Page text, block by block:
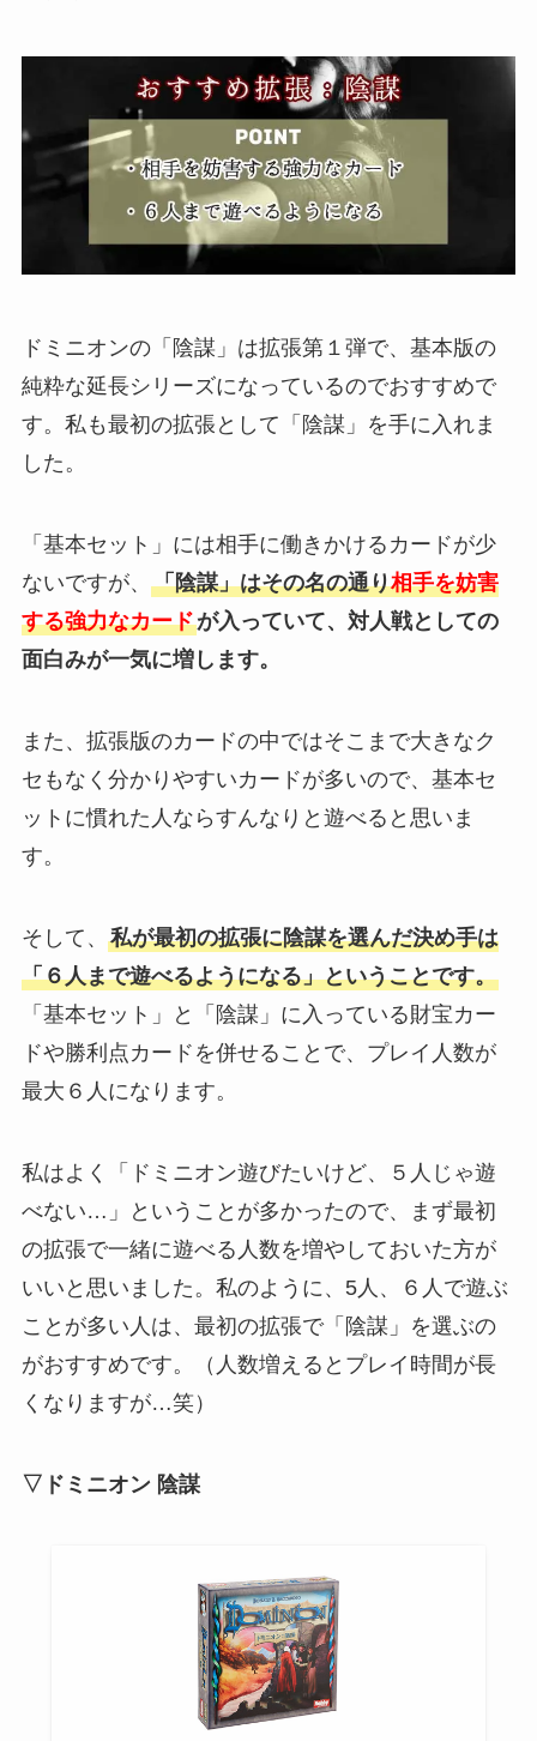
ドミニオンの「陰謀」は拡張第１弾で、基本版の
純粋な延長シリーズになっているのでおすすめで
す。私も最初の拡張として「陰謀」を手に入れま
した。
「基本セット」には相手に働きかけるカードが少
ないですが、 「陰謀」はその名の通り相手を妨害
する強力なカードが入っていて、対人戦としての
面白みが一気に増します。
また、拡張版のカードの中ではそこまで大きなク
セもなく分かりやすいカードが多いので、基本セ
ットに慣れた人ならすんなりと遊べると思いま
す。
そして、 私が最初の拡張に陰謀を選んだ決め手は
「６人まで遊べるようになる」ということです。
「基本セット」と「陰謀」に入っている財宝カー
ドや勝利点カードを併せることで、プレイ人数が
最大６人になります。
私はよく「ドミニオン遊びたいけど、５人じゃ遊
べない…」ということが多かったので、まず最初
の拡張で一緒に遊べる人数を増やしておいた方が
いいと思いました。私のように、5人、６人で遊ぶ
ことが多い人は、最初の拡張で「陰謀」を選ぶの
がおすすめです。（人数増えるとプレイ時間が長
くなりますが…笑）
▽ドミニオン 陰謀